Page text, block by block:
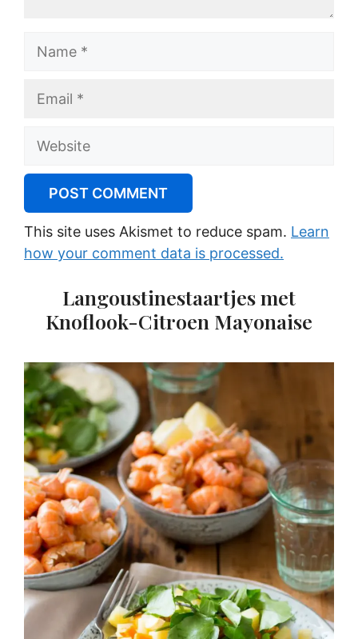
Website
This site uses Akismet to reduce spam. Learn
how your comment data is processed.
Langoustinestaartjes met
Knoflook-Citroen Mayonaise